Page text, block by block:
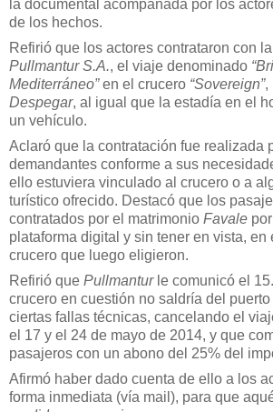
la documental acompañada por los
de los hechos.
Refirió que los actores contrataron con
Pullmantur S.A., el viaje denominado
Mediterráneo”en el crucero “Sovereign”,
Despegar, al igual que la estadía en el
un vehículo.
Aclaró que la contratación fue realizada
demandantes conforme a sus
ello estuviera vinculado al crucero o a
turístico ofrecido. Destacó que los
contratados por el matrimonio Favale
plataforma digital y sin tener en vista, en
crucero que luego eligieron.
Refirió que Pullmantur le comunicó el
crucero en cuestión no saldría del
ciertas fallas técnicas, cancelando el
el 17 y el 24 de mayo de 2014, y que
pasajeros con un abono del 25% del
Afirmó haber dado cuenta de ello a los
forma inmediata (vía mail), para que